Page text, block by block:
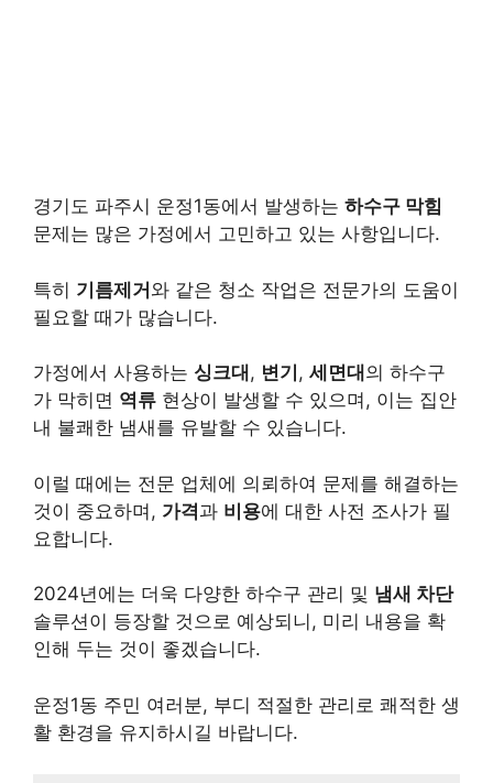
경기도 파주시 운정1동에서 발생하는 하수구 막힘
문제는 많은 가정에서 고민하고 있는 사항입니다.
특히 기름제거와 같은 청소 작업은 전문가의 도움이
필요할 때가 많습니다.
가정에서 사용하는 싱크대 , 변기 , 세면대 의 하수구
가 막히면 역류 현상이 발생할 수 있으며, 이는 집안
내 불쾌한 냄새를 유발할 수 있습니다.
이럴 때에는 전문 업체에 의뢰하여 문제를 해결하는
것이 중요하며, 가격과 비용에 대한 사전 조사가 필
요합니다.
2024년에는 더욱 다양한 하수구 관리 및 냄새 차단
솔루션이 등장할 것으로 예상되니, 미리 내용을 확
인해 두는 것이 좋겠습니다.
운정1동 주민 여러분, 부디 적절한 관리로 쾌적한 생
활 환경을 유지하시길 바랍니다.